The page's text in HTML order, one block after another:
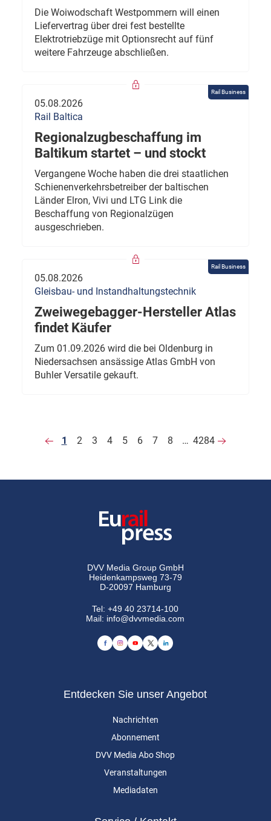
Die Woiwodschaft Westpommern will einen
Liefervertrag über drei fest bestellte
Elektrotriebzüge mit Optionsrecht auf fünf
weitere Fahrzeuge abschließen.
Rail Business
05.08.2026
Rail Baltica
Regionalzugbeschaffung im
Baltikum startet – und stockt
Vergangene Woche haben die drei staatlichen
Schienenverkehrsbetreiber der baltischen
Länder Elron, Vivi und LTG Link die
Beschaffung von Regionalzügen
ausgeschrieben.
Rail Business
05.08.2026
Gleisbau- und Instandhaltungstechnik
Zweiwegebagger-Hersteller Atlas
findet Käufer
Zum 01.09.2026 wird die bei Oldenburg in
Niedersachsen ansässige Atlas GmbH von
Buhler Versatile gekauft.
1 2 3 4 5 6 7 8 … 4284
DVV Media Group GmbH
Heidenkampsweg 73-79
D-20097 Hamburg
Tel:+49 40 23714-100
Mail: info@dvvmedia.com
Entdecken Sie unser Angebot
Nachrichten
Abonnement
DVV Media Abo Shop
Veranstaltungen
Mediadaten